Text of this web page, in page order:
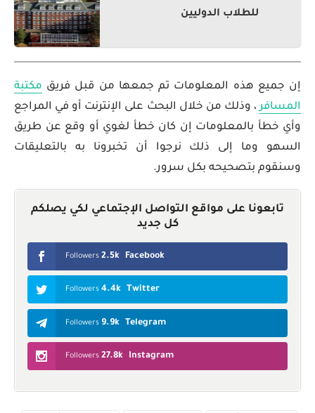
للطلاب الدوليين
إن جميع هذه المعلومات تم جمعها من قبل فريق مكتبة
المسافر، وذلك من خلال البحث على الإنترنت أو في المراجع
وأي خطأ بالمعلومات إن كان خطأ لغوي أو وقع عن طريق
السهو وما إلى ذلك نرجوا أن تخبرونا به بالتعليقات
وسنقوم بتصحيحه بكل سرور.
تابعونا على مواقع التواصل الإجتماعي لكي يصلكم
كل جديد
Facebook
2.5k
Followers
Twitter
4.4k
Followers
Telegram
9.9k
Followers
Instagram
27.8k
Followers